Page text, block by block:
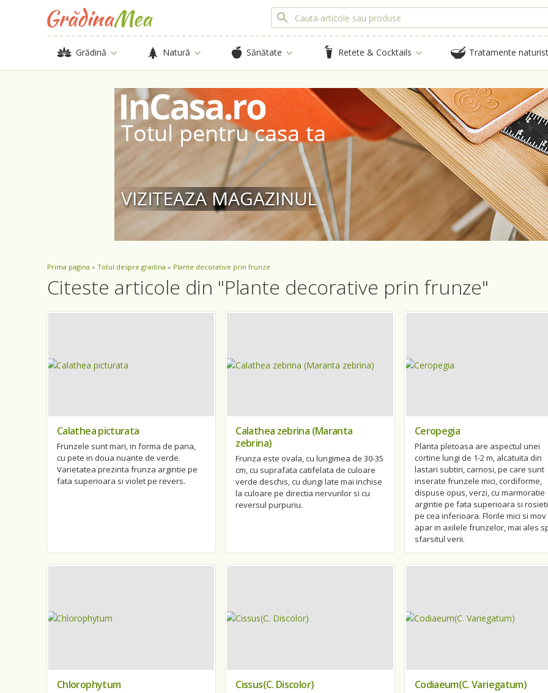
Grădină Natură Sănătate Retete & Cocktails Tratamente
Prima pagina » Totul despre gradina » Plante decorative prin frunze
Citeste articole din "Plante decorative prin frunze"
Calathea picturata
Frunzele sunt mari, in forma de pana,
cu pete in doua nuante de verde.
Varietatea prezinta frunza argintie pe
fata superioara si violet pe revers.
Calathea zebrina (Maranta
zebrina)
Frunza este ovala, cu lungimea de 30-35
cm, cu suprafata catifelata de culoare
verde deschis, cu dungi late mai inchise
la culoare pe directia nervurilor si cu
reversul purpuriu.
Ceropegia
Planta pletoasa are aspectul unei
cortine lungi de 1-2 m, alcatuita din
lastari subtiri, carnosi, pe care sunt
inserate frunzele mici, cordiforme,
dispuse opus, verzi, cu marmoratie
argintie pe fata superioara si
pe cea inferioara. Florile mici si mov
apar in axilele frunzelor, mai ales
sfarsitul verii.
Chlorophytum Cissus(C. Discolor) Codiaeum(C. Variegatum)